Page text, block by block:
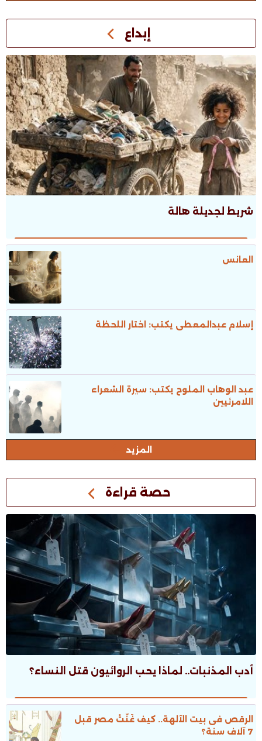
إبداع
شريط لجديلة هالة
العانس
إسلام عبدالمعطى يكتب: اختار اللحظة
عبد الوهاب الملوح يكتب: سيرة الشعراء
اللامرئيين
المزيد
حصة قراءة
أدب المذنبات.. لماذا يحب الروائيون قتل النساء؟
الرقص فى بيت الآلهة.. كيف غَنَّتْ مصر قبل
7 آلاف سنة؟